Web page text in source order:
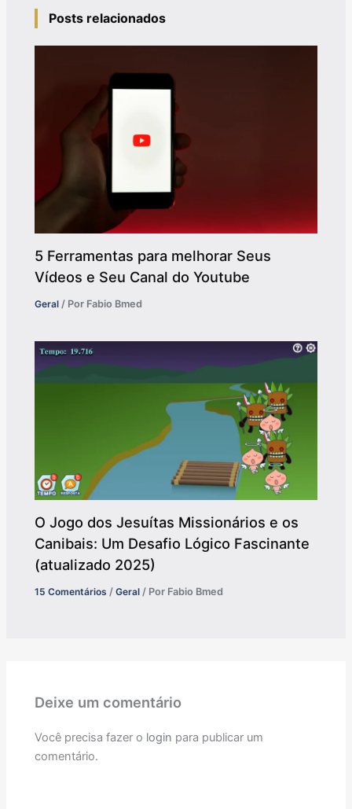
Posts relacionados
5 Ferramentas para melhorar Seus
Vídeos e Seu Canal do Youtube
Geral / Por Fabio Bmed
O Jogo dos Jesuítas Missionários e os
Canibais: Um Desafio Lógico Fascinante
(atualizado 2025)
15 Comentários /Geral / Por Fabio Bmed
Deixe um comentário
Você precisa fazer o login para publicar um
comentário.